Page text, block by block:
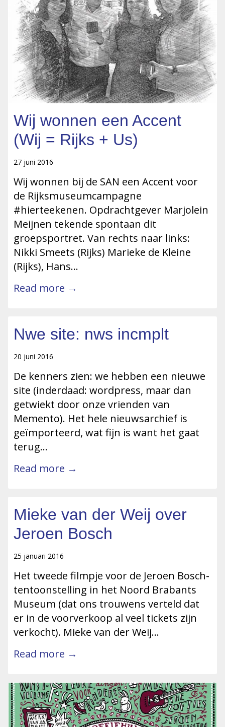
Wij wonnen een Accent
(Wij = Rijks + Us)
27 juni 2016
Wij wonnen bij de SAN een Accent voor
de Rijksmuseumcampagne
#hierteekenen. Opdrachtgever Marjolein
Meijnen tekende spontaan dit
groepsportret. Van rechts naar links:
Nikki Smeets (Rijks) Marieke de Kleine
(Rijks), Hans…
Read more →
Nwe site: nws incmplt
20 juni 2016
De kenners zien: we hebben een nieuwe
site (inderdaad: wordpress, maar dan
getwiekt door onze vrienden van
Memento). Het hele nieuwsarchief is
geïmporteerd, wat fijn is want het gaat
terug…
Read more →
Mieke van der Weij over
Jeroen Bosch
25 januari 2016
Het tweede filmpje voor de Jeroen Bosch-
tentoonstelling in het Noord Brabants
Museum (dat ons trouwens verteld dat
er in de voorverkoop al veel tickets zijn
verkocht). Mieke van der Weij…
Read more →